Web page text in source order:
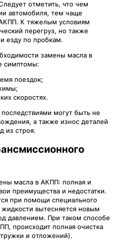
отметить, что чем
автомобиля, тем чаще
К тяжелым условиям
перегруз, но также
езду по пробкам.
замены масла в
симптомы:
поездок;
скоростях.
могут быть не
а также износ деталей
из строя.
масла в АКПП: полная и
преимущества и недостатки.
при помощи специального
вытесняется новым
давлением. При таком способе
происходит полная очистка
и отложений).